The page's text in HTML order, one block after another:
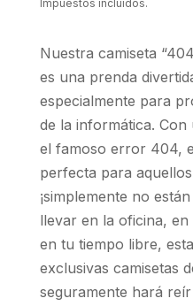
Impuestos incluidos.
Nuestra camiseta
es una prenda
especialmente para
de la informática. Con
el famoso error 404,
perfecta para
¡simplemente no
llevar en la oficina,
en tu tiempo libre,
exclusivas camisetas
seguramente hará